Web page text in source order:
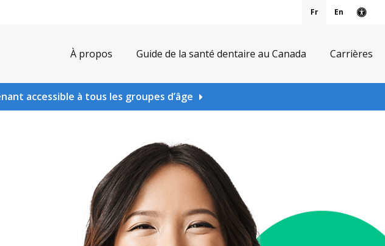
Fr En
À propos Guide de la santé dentaire au Canada Carrières
accessible à tous les groupes d’âge